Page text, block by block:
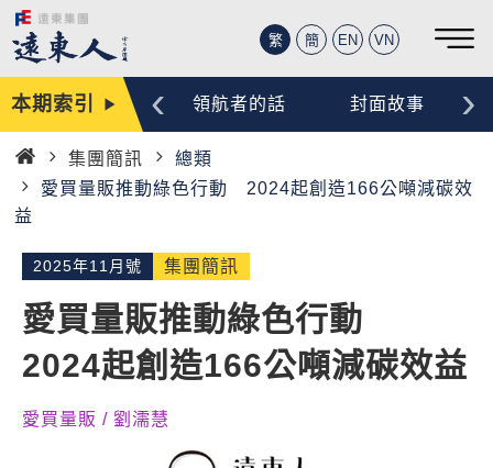
繁 簡 EN VN
本期索引編輯手記 領航者的話 封面故事
‹ ›
首
頁
集團簡訊
總類
愛買量販推動綠色行動 2024起創造166公噸減碳效
益
2025年11月號 集團簡訊
愛買量販推動綠色行動
2024起創造166公噸減碳效益
愛買量販 / 劉濡慧